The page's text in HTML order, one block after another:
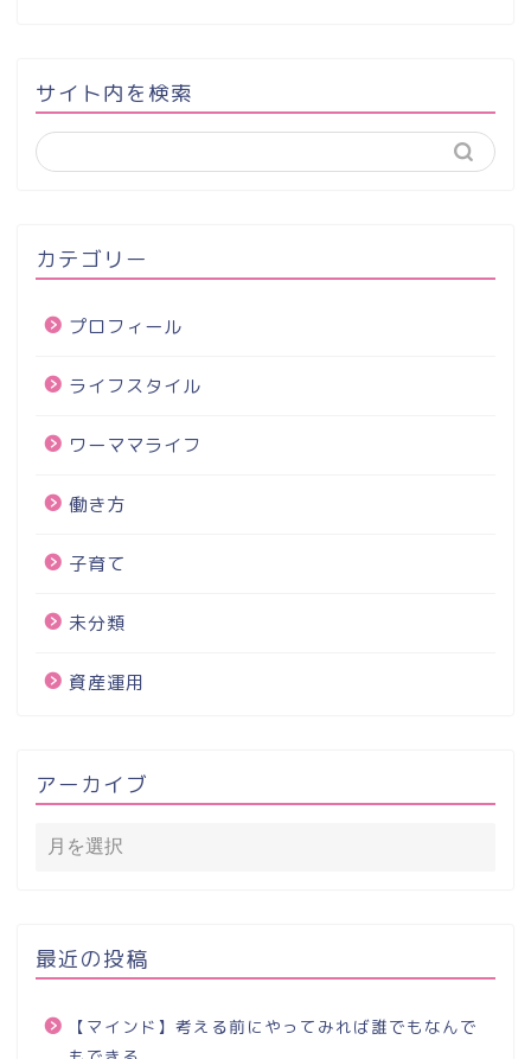
サイト内を検索
カテゴリー
プロフィール
ライフスタイル
ワーママライフ
働き方
子育て
未分類
資産運用
アーカイブ
最近の投稿
【マインド】考える前にやってみれば誰でもなんで